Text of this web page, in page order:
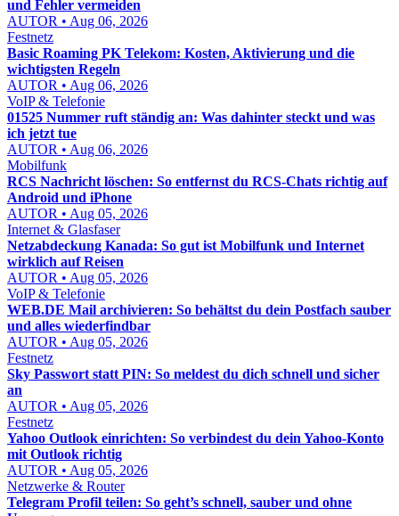
und Fehler vermeiden
AUTOR • Aug 06, 2026
Festnetz
Basic Roaming PK Telekom: Kosten, Aktivierung und die
wichtigsten Regeln
AUTOR • Aug 06, 2026
VoIP & Telefonie
01525 Nummer ruft ständig an: Was dahinter steckt und was
ich jetzt tue
AUTOR • Aug 06, 2026
Mobilfunk
RCS Nachricht löschen: So entfernst du RCS-Chats richtig auf
Android und iPhone
AUTOR • Aug 05, 2026
Internet & Glasfaser
Netzabdeckung Kanada: So gut ist Mobilfunk und Internet
wirklich auf Reisen
AUTOR • Aug 05, 2026
VoIP & Telefonie
WEB.DE Mail archivieren: So behältst du dein Postfach sauber
und alles wiederfindbar
AUTOR • Aug 05, 2026
Festnetz
Sky Passwort statt PIN: So meldest du dich schnell und sicher
an
AUTOR • Aug 05, 2026
Festnetz
Yahoo Outlook einrichten: So verbindest du dein Yahoo-Konto
mit Outlook richtig
AUTOR • Aug 05, 2026
Netzwerke & Router
Telegram Profil teilen: So geht’s schnell, sauber und ohne